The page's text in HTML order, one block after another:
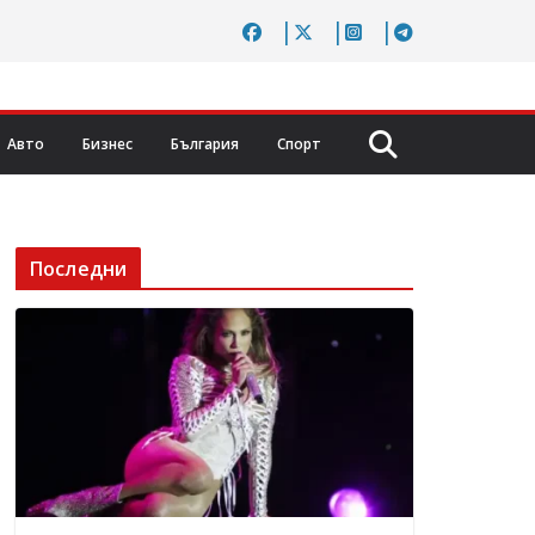
Авто Бизнес България Спорт
Последни